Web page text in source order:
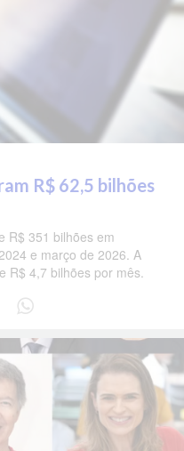
R$ 62,5 bilhões
R$ 351 bilhões em
e março de 2026. A
R$ 4,7 bilhões por mês.